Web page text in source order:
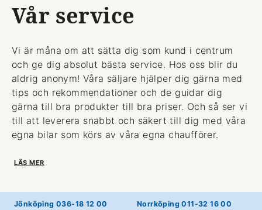
Vår service
Vi är måna om att sätta dig som kund i centrum
och ge dig absolut bästa service. Hos oss blir du
aldrig anonym! Våra säljare hjälper dig gärna med
tips och rekommendationer och de guidar dig
gärna till bra produkter till bra priser. Och så ser vi
till att leverera snabbt och säkert till dig med våra
egna bilar som körs av våra egna chaufförer.
LÄS MER
Jönköping 036-18 12 00 Norrköping 011-32 16 00